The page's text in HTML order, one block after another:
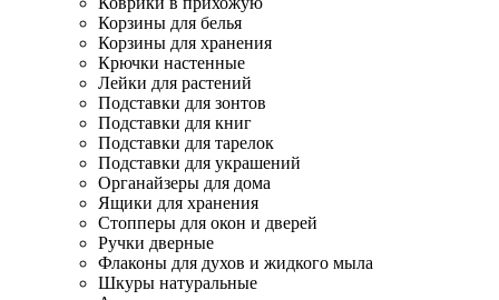
Корзины для белья
Корзины для хранения
Крючки настенные
Лейки для растений
Подставки для зонтов
Подставки для книг
Подставки для тарелок
Подставки для украшений
Органайзеры для дома
Ящики для хранения
Стопперы для окон и дверей
Ручки дверные
Флаконы для духов и жидкого мыла
Шкуры натуральные